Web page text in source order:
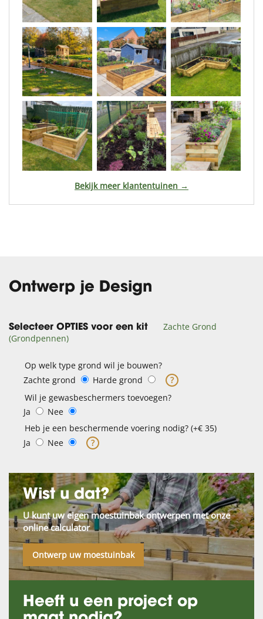
Bekijk meer klantentuinen →
Ontwerp je Design
Selecteer OPTIES voor een kit
Zachte Grond
(Grondpennen)
Op welk type grond wil je bouwen?
Zachte grond
Harde grond
?
Wil je gewasbeschermers toevoegen?
Ja
Nee
Heb je een beschermende voering nodig? (+€ 35)
Ja
Nee ?
Wist u dat?
U kunt uw eigen moestuinbak ontwerpen met onze
online calculator
Ontwerp uw moestuinbak
Heeft u een project op